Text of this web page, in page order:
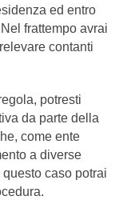
ed entro
frattempo avrai
contanti
potresti
da parte della
come ente
a diverse
caso potrai